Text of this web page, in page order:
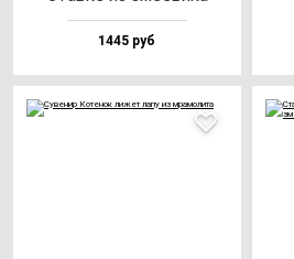
1445 руб